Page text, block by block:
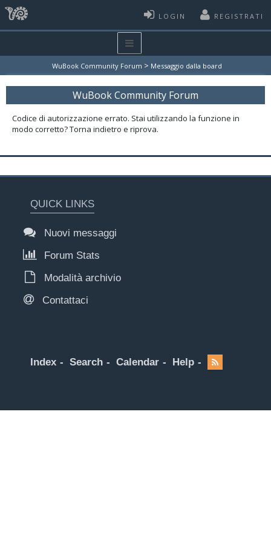
LOGIN REGISTRATI
WuBook Community Forum > Messaggio dalla board
WuBook Community Forum
Codice di autorizzazione errato. Stai utilizzando la funzione in
modo corretto? Torna indietro e riprova.
QUICK LINKS
Nuovi messaggi
Forum Stats
Modalità archivio
Contattaci
Index Search Calendar Help